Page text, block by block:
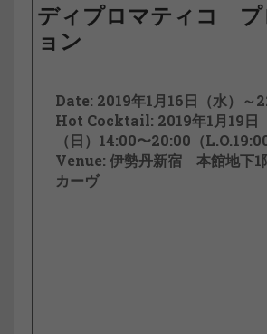
ディプロマティコ プ
ョン
Date: 2019年1月16日（水）～
Hot Cocktail: 2019年1月19日
（日）14:00〜20:00（L.O.19:00
Venue: 伊勢丹新宿 本館地下1
カーヴ